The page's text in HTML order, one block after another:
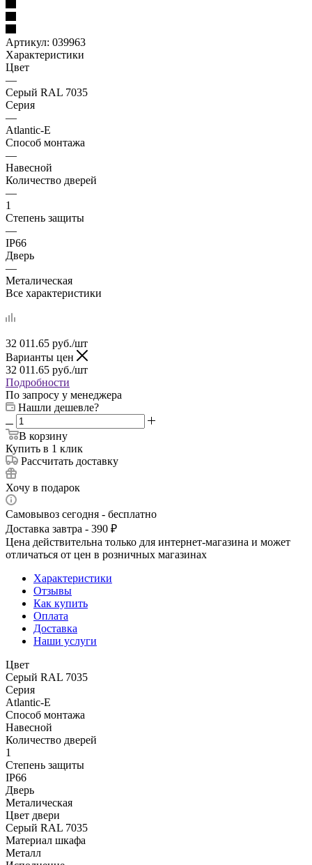
Артикул: 039963
Характеристики
Цвет
—
Серый RAL 7035
Серия
—
Atlantic-E
Способ монтажа
—
Навесной
Количество дверей
—
1
Степень защиты
—
IP66
Дверь
—
Металическая
Все характеристики
32 011.65 руб./шт
Варианты цен
32 011.65 руб./шт
Подробности
По запросу у менеджера
Нашли дешевле?
В корзину
Купить в 1 клик
Рассчитать доставку
Хочу в подарок
Самовывоз сегодня - бесплатно
Доставка завтра - 390 ₽
Цена действительна только для интернет-магазина и может
отличаться от цен в розничных магазинах
Характеристики
Отзывы
Как купить
Оплата
Доставка
Наши услуги
Цвет
Серый RAL 7035
Серия
Atlantic-E
Способ монтажа
Навесной
Количество дверей
1
Степень защиты
IP66
Дверь
Металическая
Цвет двери
Серый RAL 7035
Материал шкафа
Металл